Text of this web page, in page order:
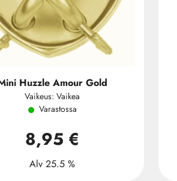
Huzzle Amour Gold
Vaikeus: Vaikea
Varastossa
8,95 €
Alv 25.5 %